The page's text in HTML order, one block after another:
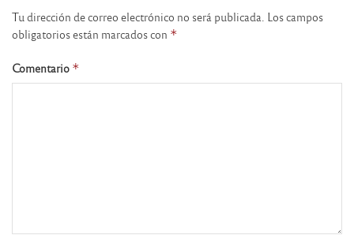
Tu dirección de correo electrónico no será publicada. Los campos
obligatorios están marcados con *
Comentario *